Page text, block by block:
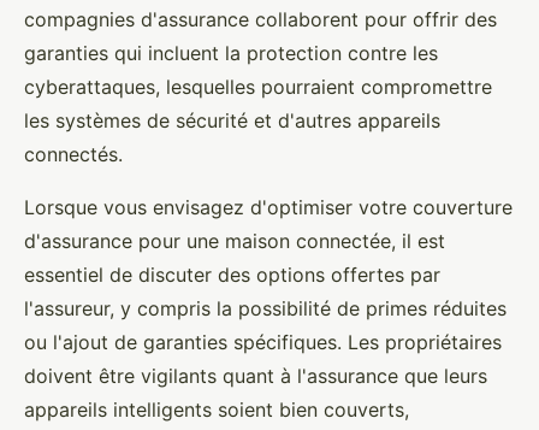
compagnies d'assurance collaborent pour offrir des
garanties qui incluent la protection contre les
cyberattaques, lesquelles pourraient compromettre
les systèmes de sécurité et d'autres appareils
connectés.
Lorsque vous envisagez d'optimiser votre couverture
d'assurance pour une maison connectée, il est
essentiel de discuter des options offertes par
l'assureur, y compris la possibilité de primes réduites
ou l'ajout de garanties spécifiques. Les propriétaires
doivent être vigilants quant à l'assurance que leurs
appareils intelligents soient bien couverts,